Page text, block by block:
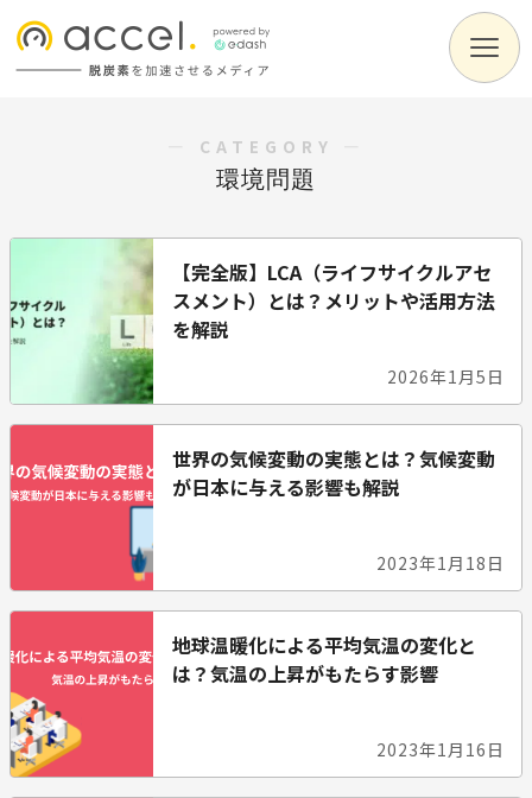
― CATEGORY ―
環境問題
【完全版】LCA（ライフサイクルアセ
スメント）とは？メリットや活用方法
を解説
2026年1月5日
世界の気候変動の実態とは？気候変動
が日本に与える影響も解説
2023年1月18日
地球温暖化による平均気温の変化と
は？気温の上昇がもたらす影響
2023年1月16日